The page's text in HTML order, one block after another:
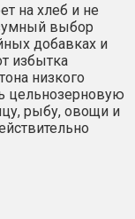
на хлеб и не
выбор
добавках и
избытка
низкого
цельнозерновую
рыбу, овощи и